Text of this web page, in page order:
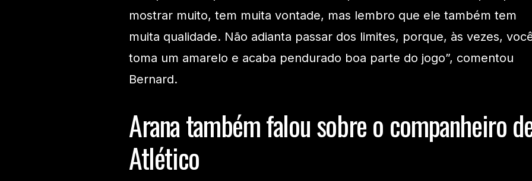
mostrar muito, tem muita vontade, mas lembro que ele também tem
muita qualidade. Não adianta passar dos limites, porque, às vezes,
toma um amarelo e acaba pendurado boa parte do jogo”, comentou
Bernard.
Arana também falou sobre o companheiro
Atlético